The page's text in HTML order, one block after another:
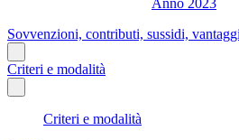
Sovvenzioni, contributi, sussidi,
Criteri e modalità
Criteri e modalità